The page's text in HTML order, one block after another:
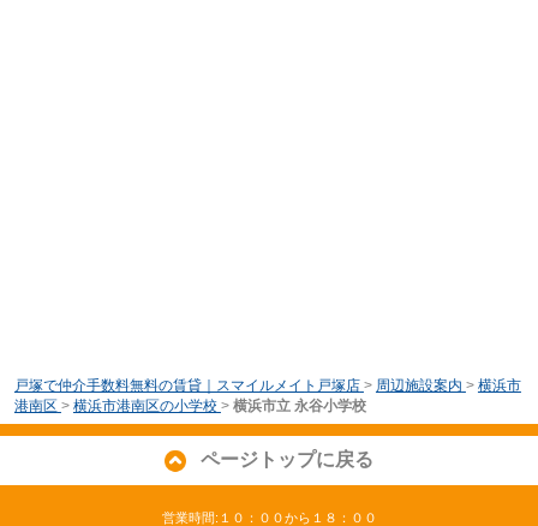
戸塚で仲介手数料無料の賃貸｜スマイルメイト戸塚店 > 周辺施設案内 > 横浜市
港南区 > 横浜市港南区の小学校 > 横浜市立 永谷小学校
ページトップに戻る
営業時間:１０：００から１８：００